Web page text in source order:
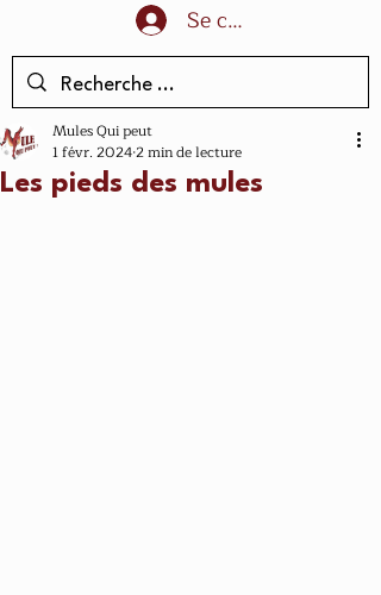
Se connecter
Les pieds des mules
Mules Qui peut
1 févr. 20242 min de lecture